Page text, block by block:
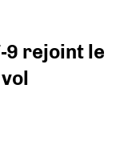
9 rejoint le